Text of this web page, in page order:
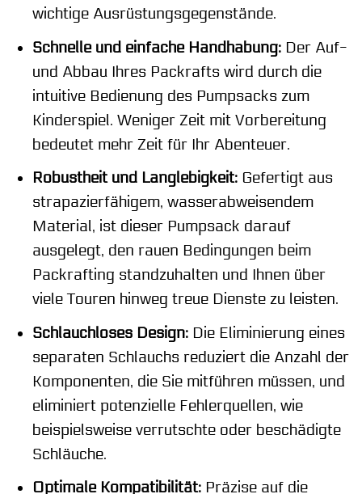
wichtige Ausrüstungsgegenstände.
Schnelle und einfache Handhabung:Der Auf-
und Abbau Ihres Packrafts wird durch die
intuitive Bedienung des Pumpsacks zum
Kinderspiel. Weniger Zeit mit Vorbereitung
bedeutet mehr Zeit für Ihr Abenteuer.
Robustheit und Langlebigkeit:Gefertigt aus
strapazierfähigem, wasserabweisendem
Material, ist dieser Pumpsack darauf
ausgelegt, den rauen Bedingungen beim
Packrafting standzuhalten und Ihnen über
viele Touren hinweg treue Dienste zu leisten.
Schlauchloses Design:Die Eliminierung eines
separaten Schlauchs reduziert die Anzahl der
Komponenten, die Sie mitführen müssen, und
eliminiert potenzielle Fehlerquellen, wie
beispielsweise verrutschte oder beschädigte
Schläuche.
Optimale Kompatibilität:Präzise auf die